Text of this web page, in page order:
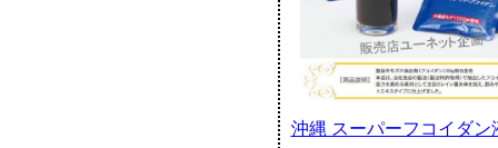
沖縄 スーパーフコイダン